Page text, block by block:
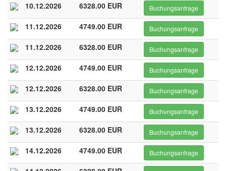
10.12.2026 6328.00 EUR Buchungsanfrage
11.12.2026 4749.00 EUR Buchungsanfrage
11.12.2026 6328.00 EUR Buchungsanfrage
12.12.2026 4749.00 EUR Buchungsanfrage
12.12.2026 6328.00 EUR Buchungsanfrage
13.12.2026 4749.00 EUR Buchungsanfrage
13.12.2026 6328.00 EUR Buchungsanfrage
14.12.2026 4749.00 EUR Buchungsanfrage